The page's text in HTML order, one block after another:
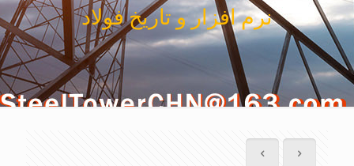
نرم افزار و تاریخ فولاد